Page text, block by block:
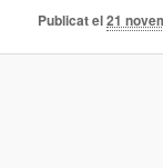
Publicat el21